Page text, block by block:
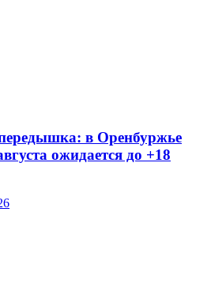
в Оренбуржье
ожидается до +18